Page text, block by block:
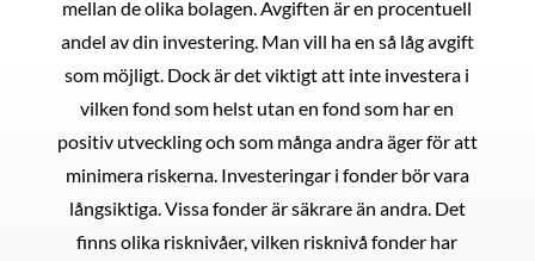
mellan de olika bolagen. Avgiften är en procentuell
andel av din investering. Man vill ha en så låg avgift
som möjligt. Dock är det viktigt att inte investera i
vilken fond som helst utan en fond som har en
positiv utveckling och som många andra äger för att
minimera riskerna. Investeringar i fonder bör vara
långsiktiga. Vissa fonder är säkrare än andra. Det
finns olika risknivåer, vilken risknivå fonder har